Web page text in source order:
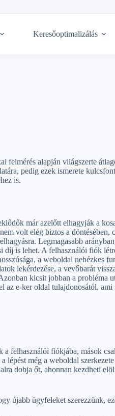
Keresőoptimalizálás
alapján világszerte
pedig ezek ismerete
is.
már azelőtt elhagyják a
volt elég biztos a
Legmagasabb
is lehet. A felhasználói fiók
a weboldal nehézkes
lekérdezése, a vevőbarát
kicsit jobban a probléma
az e-ker oldal tulajdonosától,
fiókjába, mások
még a weboldal
dobja őt, ahonnan kezdheti
újabb ügyfeleket szerezzünk,